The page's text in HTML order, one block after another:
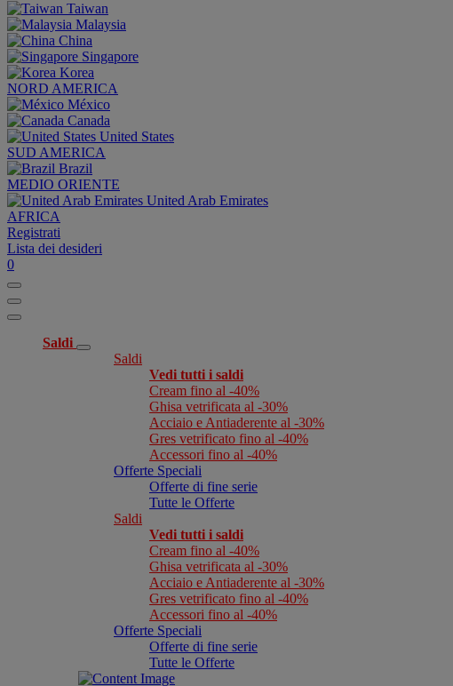
Taiwan
Malaysia
China
Singapore
Korea
NORD AMERICA
México
Canada
United States
SUD AMERICA
Brazil
MEDIO ORIENTE
United Arab Emirates
AFRICA
Registrati
Lista dei desideri
0
Saldi
Saldi
Vedi tutti i saldi
Cream fino al -40%
Ghisa vetrificata al -30%
Acciaio e Antiaderente al -30%
Gres vetrificato fino al -40%
Accessori fino al -40%
Offerte Speciali
Offerte di fine serie
Tutte le Offerte
Saldi
Vedi tutti i saldi
Cream fino al -40%
Ghisa vetrificata al -30%
Acciaio e Antiaderente al -30%
Gres vetrificato fino al -40%
Accessori fino al -40%
Offerte Speciali
Offerte di fine serie
Tutte le Offerte